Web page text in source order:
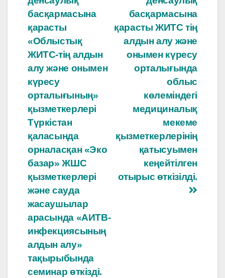
k
записям
басқармасына
қарасты ЖИТС тің
алдын алу және
онымен күресу
орталығында
облыс
көлеміндегі
медициналық
мекеме
қызметкерлерінің
қатысуымен
кеңейтілген
отырыс өткізілді.
басқармасына
қарасты
«Облыстық
ЖИТС-тің алдын
алу және онымен
күресу
орталығының»
қызметкерлері
Түркістан
қаласында
орналасқан «Эко
базар» ЖШС
қызметкерлері
және сауда
жасаушылар
арасында «АИТВ-
инфекциясының
алдын алу»
тақырыбында
семинар өткізді.